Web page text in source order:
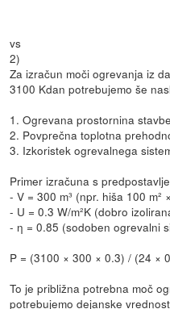
vs
2)
Za izračun moči ogrevanja iz
3100 Kdan potrebujemo še
1. Ogrevana prostornina
2. Povprečna toplotna
3. Izkoristek ogrevalnega
Primer izračuna s
- V = 300 m³ (npr. hiša 100 m²
- U = 0.3 W/m²K (dobro
- η = 0.85 (sodoben ogrevalni
P = (3100 × 300 × 0.3) / (24 ×
To je približna potrebna moč
potrebujemo dejanske